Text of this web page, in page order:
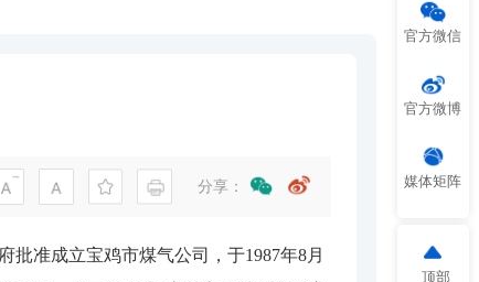
官方微信
官方微博
媒体矩阵
顶部
分享：
批准成立宝鸡市煤气公司，于1987年8月